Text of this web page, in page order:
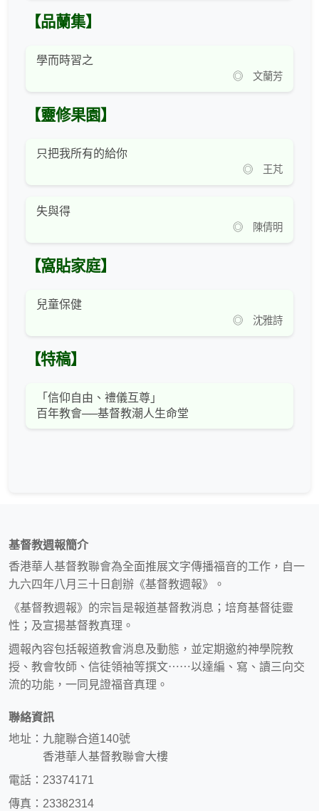
【品蘭集】
學而時習之
◎ 文蘭芳
【靈修果園】
只把我所有的給你
◎ 王芃
失與得
◎ 陳倩明
【窩貼家庭】
兒童保健
◎ 沈雅詩
【特稿】
「信仰自由、禮儀互尊」
百年教會──基督教潮人生命堂
基督教週報簡介
香港華人基督教聯會為全面推展文字傳播福音的工作，自一
九六四年八月三十日創辦《基督教週報》。
《基督教週報》的宗旨是報道基督教消息；培育基督徒靈
性；及宣揚基督教真理。
週報內容包括報道教會消息及動態，並定期邀約神學院教
授、教會牧師、信徒領袖等撰文⋯⋯以達編、寫、讀三向交
流的功能，一同見證福音真理。
聯絡資訊
地址：九龍聯合道140號
香港華人基督教聯會大樓
電話：23374171
傳真：23382314